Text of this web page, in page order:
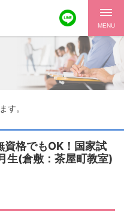
MENU
す。
資格でもOK！国家試
生(倉敷：茶屋町教室)